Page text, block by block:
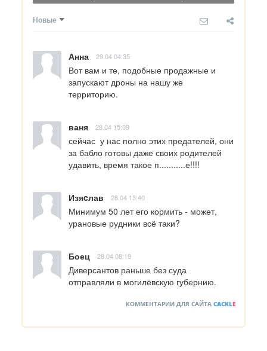
Новые
Анна 29.04 04:35
Вот вам и те, подобные продажные и
запускают дроны на нашу же
территорию.
ваня 28.04 15:09
сейчас  у нас полно этих предателей, они
за бабло готовы даже своих родителей
удавить, время такое п...........е!!!!
Изяcлав 28.04 13:40
Минимум 50 лет его кормить - может,
урановые рудники всё таки?
Боец 28.04 08:19
Диверсантов раньше без суда
отправляли в могилёвскую губернию.
КОММЕНТАРИИ ДЛЯ САЙТА CACKLE